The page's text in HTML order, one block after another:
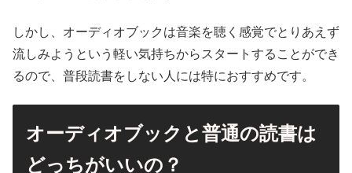
しかし、オーディオブックは音楽を聴く感覚でとりあえず
流しみようという軽い気持ちからスタートすることができ
るので、普段読書をしない人には特におすすめです。
オーディオブックと普通の読書は
どっちがいいの？